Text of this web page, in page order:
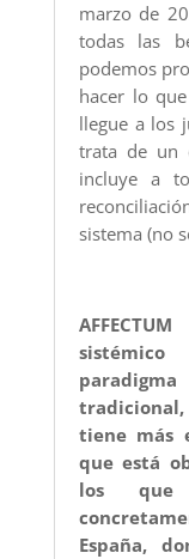
marzo de
todas las
podemos
hacer lo
llegue a los
trata de un
incluye a
sistema (no
tiene más
que está
los que
España,